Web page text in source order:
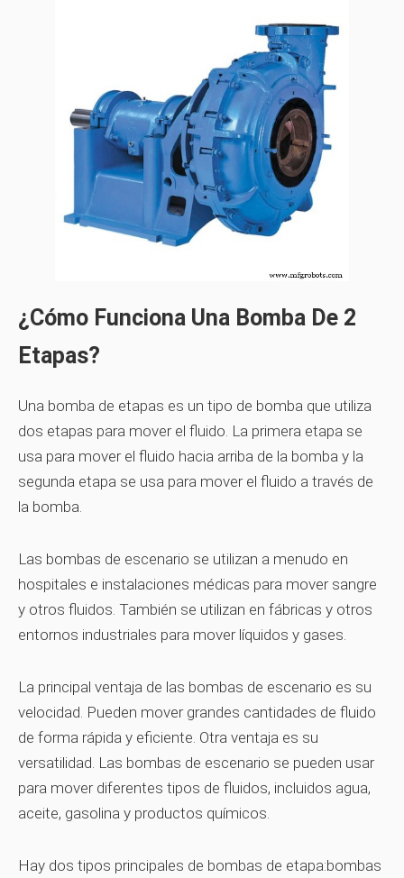
¿Cómo Funciona Una Bomba De 2
Etapas?
Una bomba de etapas es un tipo de bomba que utiliza
dos etapas para mover el fluido. La primera etapa se
usa para mover el fluido hacia arriba de la bomba y la
segunda etapa se usa para mover el fluido a través de
la bomba.
Las bombas de escenario se utilizan a menudo en
hospitales e instalaciones médicas para mover sangre
y otros fluidos. También se utilizan en fábricas y otros
entornos industriales para mover líquidos y gases.
La principal ventaja de las bombas de escenario es su
velocidad. Pueden mover grandes cantidades de fluido
de forma rápida y eficiente. Otra ventaja es su
versatilidad. Las bombas de escenario se pueden usar
para mover diferentes tipos de fluidos, incluidos agua,
aceite, gasolina y productos químicos.
Hay dos tipos principales de bombas de etapa:bombas